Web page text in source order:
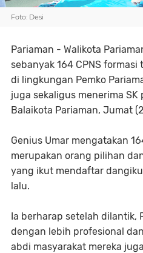
Foto: Desi
Pariaman - Walikota
sebanyak 164 CPNS formasi
di lingkungan Pemko
juga sekaligus menerima
Balaikota Pariaman, Jumat
Genius Umar mengatakan
merupakan orang pilihan
yang ikut mendaftar
lalu.
Ia berharap setelah dilantik,
dengan lebih profesional
abdi masyarakat mereka